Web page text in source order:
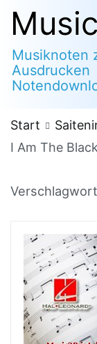
Zum
Inhalt
springen
Musiknoten
Ausdrucken
Start
I Am The